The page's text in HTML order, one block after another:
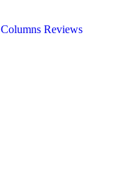
Columns Reviews